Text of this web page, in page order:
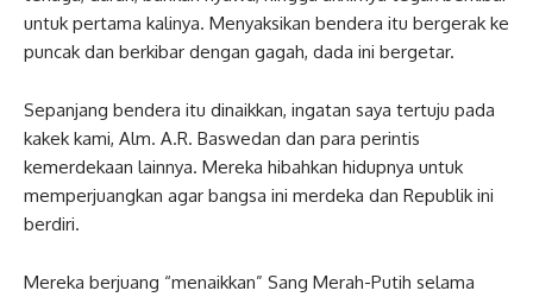
untuk pertama kalinya. Menyaksikan bendera itu bergerak ke
puncak dan berkibar dengan gagah, dada ini bergetar.
Sepanjang bendera itu dinaikkan, ingatan saya tertuju pada
kakek kami, Alm. A.R. Baswedan dan para perintis
kemerdekaan lainnya. Mereka hibahkan hidupnya untuk
memperjuangkan agar bangsa ini merdeka dan Republik ini
berdiri.
Mereka berjuang “menaikkan” Sang Merah-Putih selama